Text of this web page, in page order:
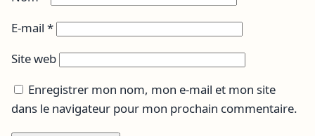
E-mail *
Site web
Enregistrer mon nom, mon e-mail et mon site
dans le navigateur pour mon prochain commentaire.